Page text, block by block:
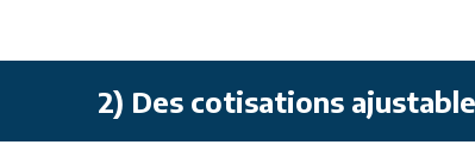
2) Des cotisations